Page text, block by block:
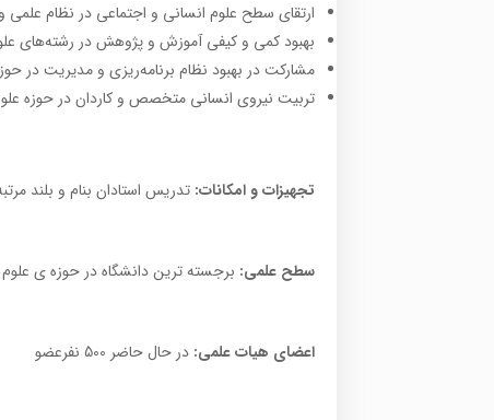
ارتقای سطح علوم انسانی و اجتماعی در نظام
بهبود کمی و کیفی آموزش و پژوهش در رشته‌های
مشارکت در بهبود نظام برنامه‌ریزی و مدیریت در
تربیت نیروی انسانی متخصص و کاردان در حوزه
تجهیزات و امکانات: تدریس استادان بنام و بلند
سطح علمی: برجسته ترین دانشگاه در حوزه ی علوم
اعضای هیات علمی: در حال حاضر 500 نفرعضو